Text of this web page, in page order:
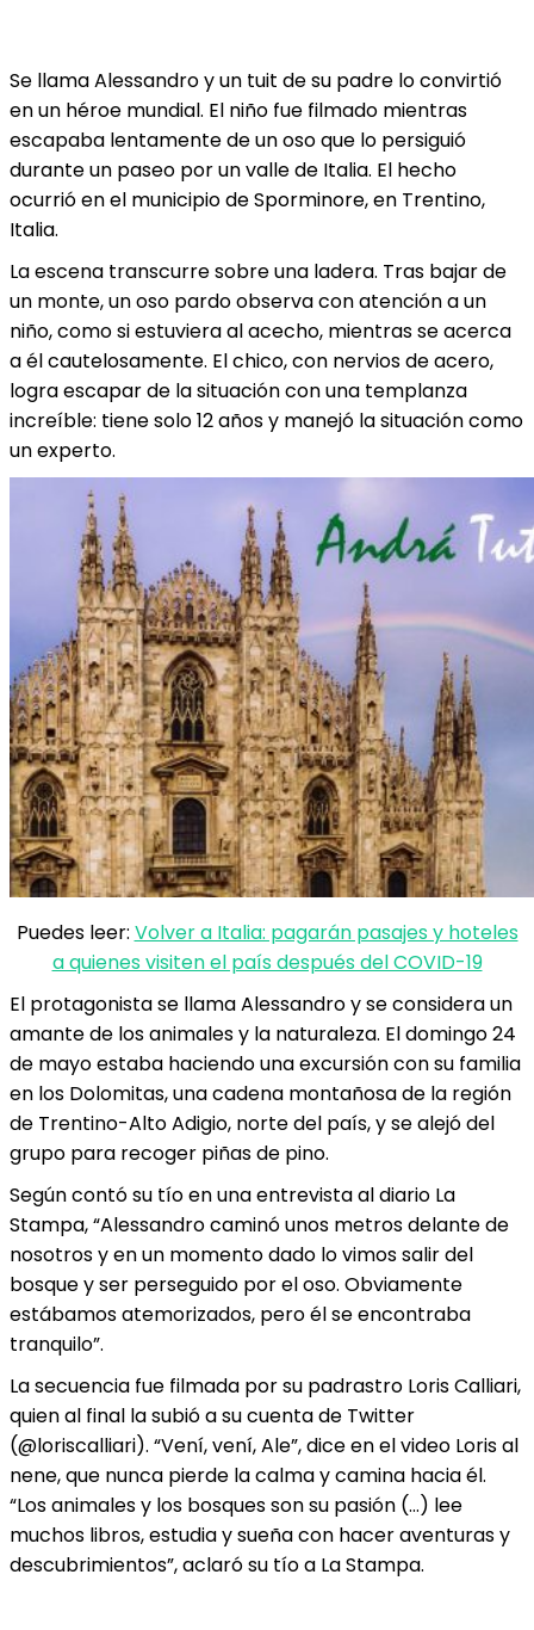
Se llama Alessandro y un tuit de su padre lo convirtió
en un héroe mundial. El niño fue filmado mientras
escapaba lentamente de un oso que lo persiguió
durante un paseo por un valle de Italia. El hecho
ocurrió en el municipio de Sporminore, en Trentino,
Italia.
La escena transcurre sobre una ladera. Tras bajar de
un monte, un oso pardo observa con atención a un
niño, como si estuviera al acecho, mientras se acerca
a él cautelosamente. El chico, con nervios de acero,
logra escapar de la situación con una templanza
increíble: tiene solo 12 años y manejó la situación como
un experto.
Puedes leer: Volver a Italia: pagarán pasajes y hoteles
a quienes visiten el país después del COVID-19
El protagonista se llama Alessandro y se considera un
amante de los animales y la naturaleza. El domingo 24
de mayo estaba haciendo una excursión con su familia
en los Dolomitas, una cadena montañosa de la región
de Trentino-Alto Adigio, norte del país, y se alejó del
grupo para recoger piñas de pino.
Según contó su tío en una entrevista al diario La
Stampa, “Alessandro caminó unos metros delante de
nosotros y en un momento dado lo vimos salir del
bosque y ser perseguido por el oso. Obviamente
estábamos atemorizados, pero él se encontraba
tranquilo”.
La secuencia fue filmada por su padrastro Loris Calliari,
quien al final la subió a su cuenta de Twitter
(@loriscalliari). “Vení, vení, Ale”, dice en el video Loris al
nene, que nunca pierde la calma y camina hacia él.
“Los animales y los bosques son su pasión (…) lee
muchos libros, estudia y sueña con hacer aventuras y
descubrimientos”, aclaró su tío a La Stampa.